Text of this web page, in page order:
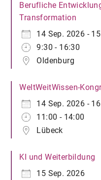
Berufliche
Transformation
14 Sep. 2026 -
9:30 - 16:30
Oldenburg
WeltWeitWissen-
14 Sep. 2026 -
11:00 - 14:00
Lübeck
KI und Weiterbildung
15 Sep. 2026